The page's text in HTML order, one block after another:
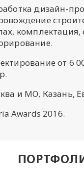
дизайн-
комплектация,
от 6
и МО, Казань,
Awards 2016.